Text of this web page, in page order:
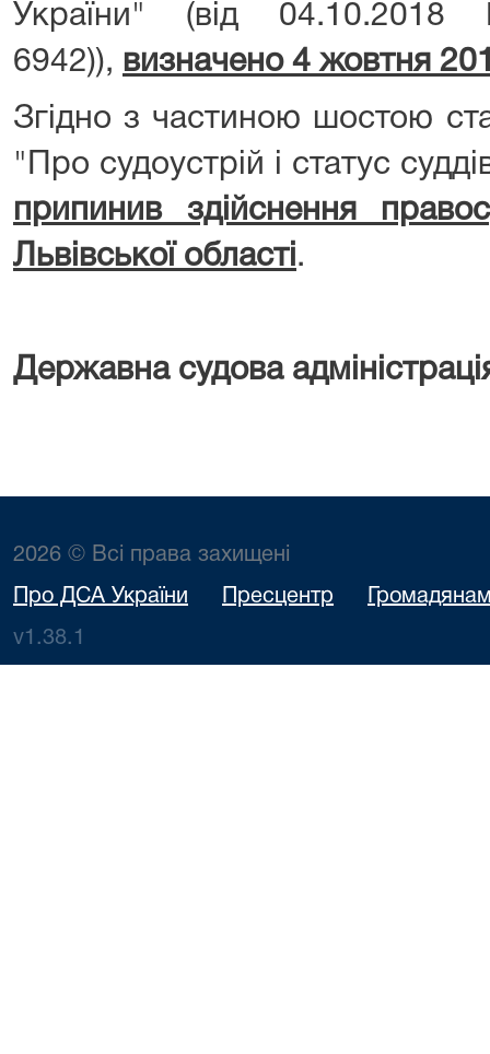
України" (від
6942)), визначено 4 жовтня
Згідно з частиною шостою
"Про судоустрій і статус
припинив здійснення
Львівської області.
Державна судова
2026 © Всі права захищені
Про ДСА України Пресцентр
v1.38.1